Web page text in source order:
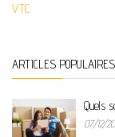
VTC
ARTICLES POPULAIRES
Quels
07/12/